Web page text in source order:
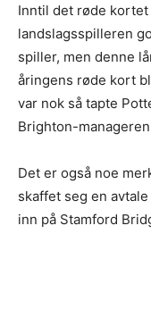
Inntil det røde
landslagsspilleren
spiller, men denne
åringens røde kort
var nok så tapte
Brighton-
Det er også noe
skaffet seg en
inn på Stamford